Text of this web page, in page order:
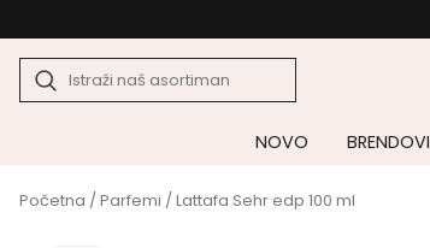
NOVO BRENDOVI
Početna /Parfemi / Lattafa Sehr edp 100 ml